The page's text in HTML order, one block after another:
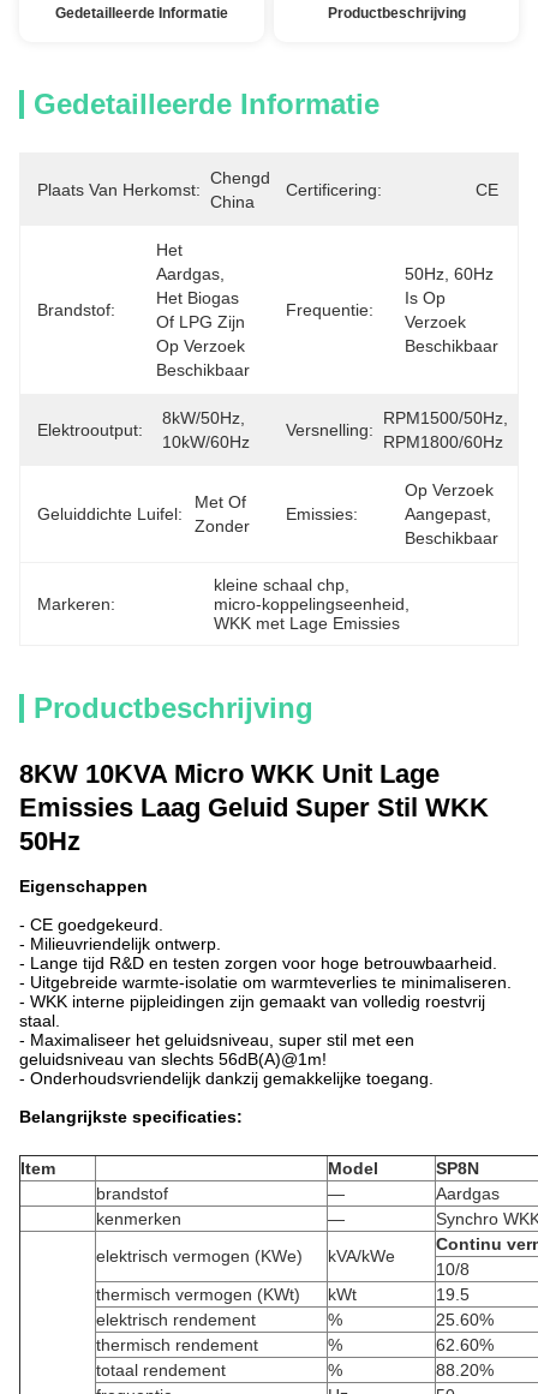
Gedetailleerde Informatie Productbeschrijving
Gedetailleerde Informatie
Plaats Van Herkomst:
Chengdu,
China
Certificering: CE
Brandstof:
Het
Aardgas,
Het Biogas
Of LPG Zijn
Op Verzoek
Beschikbaar
Frequentie:
50Hz, 60Hz
Is Op
Verzoek
Beschikbaar
Elektrooutput:
8kW/50Hz,
10kW/60Hz
Versnelling:
RPM1500/50Hz,
RPM1800/60Hz
Geluiddichte Luifel:
Met Of
Zonder
Emissies:
Op Verzoek
Aangepast,
Beschikbaar
Markeren:
kleine schaal chp
micro-koppelingseenheid
WKK met Lage Emissies
Productbeschrijving
8KW 10KVA Micro WKK Unit Lage
Emissies Laag Geluid Super Stil WKK
50Hz
Eigenschappen
- CE goedgekeurd.
- Milieuvriendelijk ontwerp.
- Lange tijd R&D en testen zorgen voor hoge betrouwbaarheid.
- Uitgebreide warmte-isolatie om warmteverlies te minimaliseren.
- WKK interne pijpleidingen zijn gemaakt van volledig roestvrij
staal.
- Maximaliseer het geluidsniveau, super stil met een
geluidsniveau van slechts 56dB(A)@1m!
- Onderhoudsvriendelijk dankzij gemakkelijke toegang.
Belangrijkste specificaties:
Item Model
SP8N
brandstof
—
Aardgas
kenmerken
—
Synchro
elektrisch vermogen (KWe)
kVA/kWe
Continu
10/8
thermisch vermogen (KWt)
kWt
19.5
elektrisch rendement
%
25.60%
thermisch rendement
%
62.60%
totaal rendement
%
88.20%